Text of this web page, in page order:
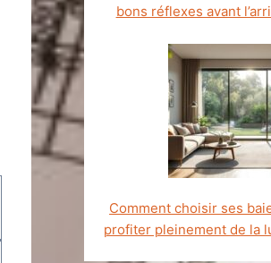
bons réflexes avant
Comment choisir ses
profiter pleinement de la